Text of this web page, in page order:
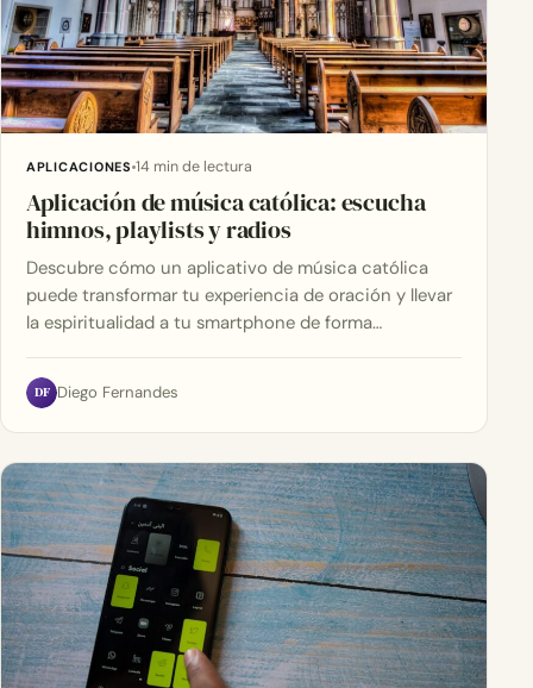
APLICACIONES 14 min de lectura
Aplicación de música católica: escucha
himnos, playlists y radios
Descubre cómo un aplicativo de música católica
puede transformar tu experiencia de oración y llevar
la espiritualidad a tu smartphone de forma…
DF Diego Fernandes